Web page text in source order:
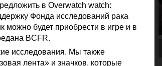
в Overwatch watch:
Фонда исследований рака
можно будет приобрести в игре и в
BCFR.
исследования. Мы также
лента» и значков, которые